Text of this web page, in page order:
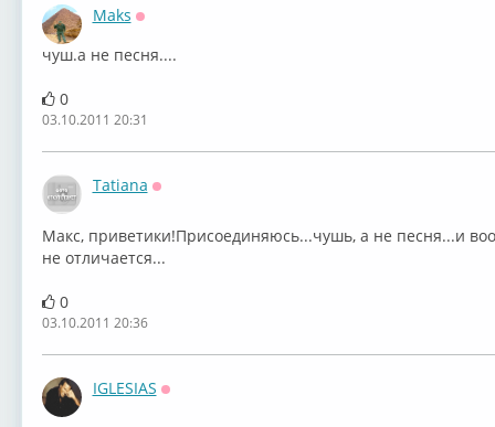
Maks
чуш.а не песня....
0
03.10.2011 20:31
Tatiana
Макс, приветики!Присоединяюсь...чушь, а не песня...и
не отличается...
0
03.10.2011 20:36
IGLESIAS